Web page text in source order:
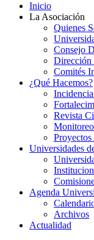
Inicio
La Asociación
Quienes
Consejo
Dirección
Comités
¿Qué Hacemos?
Revista
Universidades
Agenda
Archivos
Actualidad